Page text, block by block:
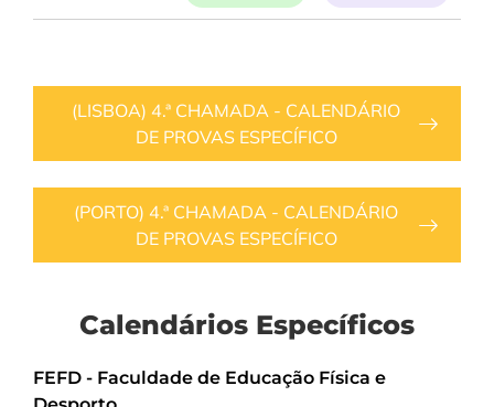
(LISBOA) 4.ª CHAMADA - CALENDÁRIO
DE PROVAS ESPECÍFICO
(PORTO) 4.ª CHAMADA - CALENDÁRIO
DE PROVAS ESPECÍFICO
Calendários Específicos
FEFD - Faculdade de Educação Física e